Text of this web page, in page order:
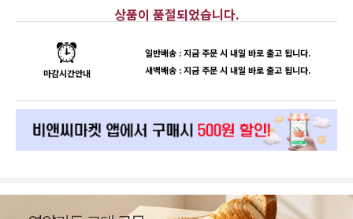
상품이 품절되었습니다.
마감시간안내
일반배송 : 지금 주문 시 내일 바로 출고 됩니다.
새벽배송 : 지금 주문 시 내일 바로 출고 됩니다.